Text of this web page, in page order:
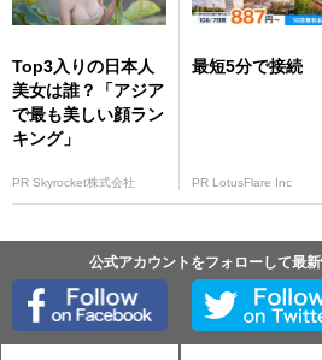
Top3入りの日本人
美女は誰？「アジア
で最も美しい顔ラン
キング」
PR Skyrocket株式会社
最短5分で接続
PR LotusFlare Inc
公式アカウントをフォローして最